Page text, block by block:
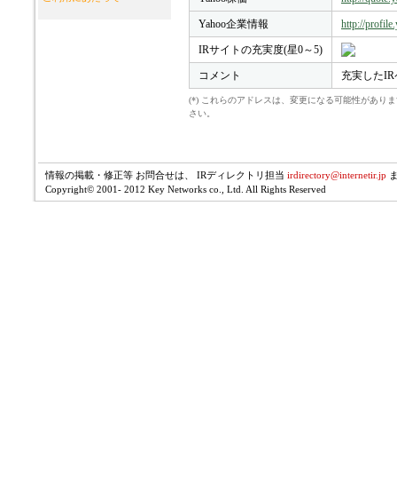
Yahoo企業情報 http://
IRサイトの充実度(星0～5)
コメント 充実した
(*) これらのアドレスは、変更になる可能性があり
さい。
情報の掲載・修正等 お問合せは、 IRディレクトリ担当 irdirectory@internetir.jp
Copyright© 2001- 2012 Key Networks co., Ltd. All Rights Reserved